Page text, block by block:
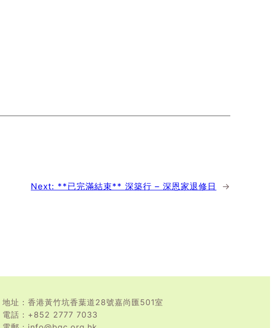
Next: **已完滿結束** 深築行 – 深恩家退修日 →
地址：香港黃竹坑香葉道28號嘉尚匯501室
電話：+852 2777 7033